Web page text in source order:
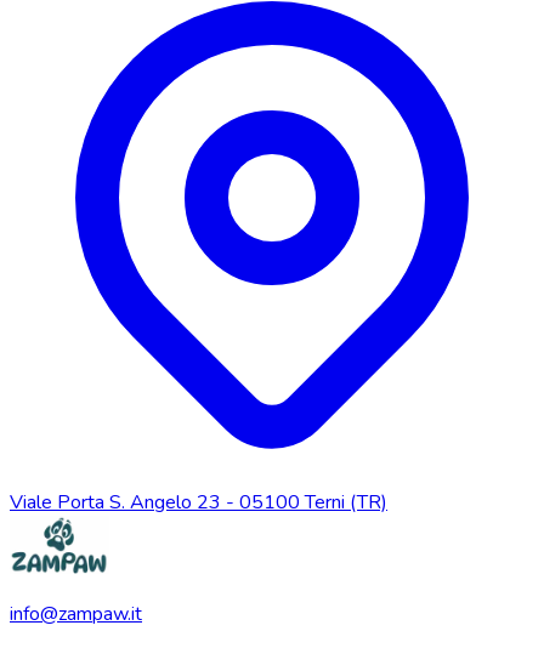
Viale Porta S. Angelo 23 - 05100 Terni (TR)
info@zampaw.it